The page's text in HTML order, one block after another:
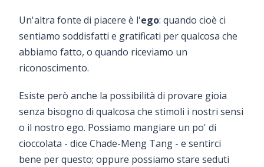
Un'altra fonte di piacere è l'ego: quando cioè ci
sentiamo soddisfatti e gratificati per qualcosa che
abbiamo fatto, o quando riceviamo un
riconoscimento.
Esiste però anche la possibilità di provare gioia
senza bisogno di qualcosa che stimoli i nostri sensi
o il nostro ego. Possiamo mangiare un po' di
cioccolata - dice Chade-Meng Tang - e sentirci
bene per questo; oppure possiamo stare seduti